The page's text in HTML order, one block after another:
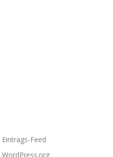
Eintrags-Feed
WordPress.org